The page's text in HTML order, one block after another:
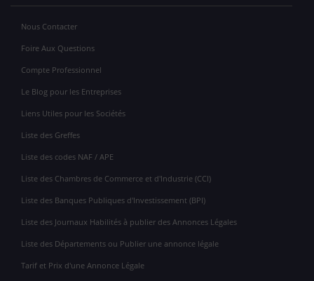
Nous Contacter
Foire Aux Questions
Compte Professionnel
Le Blog pour les Entreprises
Liens Utiles pour les Sociétés
Liste des Greffes
Liste des codes NAF / APE
Liste des Chambres de Commerce et d'Industrie (CCI)
Liste des Banques Publiques d'Investissement (BPI)
Liste des Journaux Habilités à publier des Annonces Légales
Liste des Départements ou Publier une annonce légale
Tarif et Prix d'une Annonce Légale